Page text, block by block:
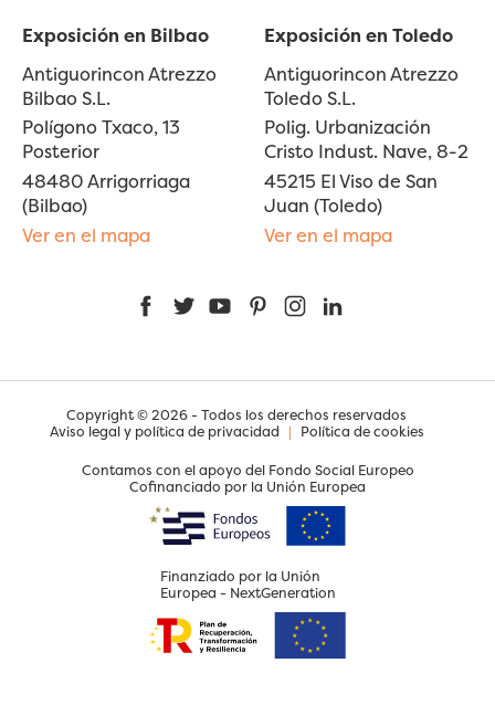
Exposición en Bilbao
Antiguorincon Atrezzo
Bilbao S.L.
Polígono Txaco, 13
Posterior
48480 Arrigorriaga
(Bilbao)
Ver en el mapa
Exposición en Toledo
Antiguorincon Atrezzo
Toledo S.L.
Polig. Urbanización
Cristo Indust. Nave, 8-2
45215 El Viso de San
Juan (Toledo)
Ver en el mapa
FacebookTwitterYouTubePinterestInstagram
Copyright © 2026 - Todos los derechos reservados
Aviso legal y política de privacidad | Política de cookies
Contamos con el apoyo del Fondo Social Europeo
Cofinanciado por la Unión Europea
Finanziado por la Unión
Europea - NextGeneration